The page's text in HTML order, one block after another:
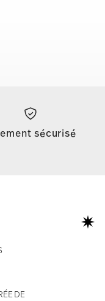
sécurisé
DE